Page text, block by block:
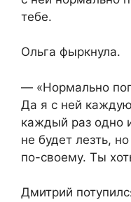
тебе.
Ольга фыркнула.
— «Нормально
Да я с ней
каждый раз одно
не будет лезть,
по-своему. Ты
Дмитрий